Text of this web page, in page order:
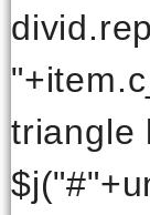
triangle